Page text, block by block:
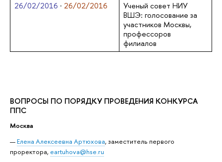
ВОПРОСЫ ПО ПОРЯДКУ ПРОВЕДЕНИЯ КОНКУРСА
ППС
Москва
Елена Алексеевна Артюхова, заместитель первого
проректора, eartuhova@hse.ru
26/02/2016 · 26/02/2016
Ученый совет НИУ
ВШЭ: голосование за
участников Москвы,
профессоров
филиалов